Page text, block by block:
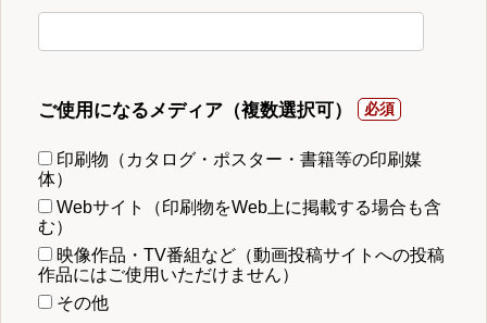
ご使用になるメディア（複数選択可）
印刷物（カタログ・ポスター・書籍等の印刷媒
体）
Webサイト（印刷物をWeb上に掲載する場合も含
む）
映像作品・TV番組など（動画投稿サイトへの投稿
作品にはご使用いただけません）
その他